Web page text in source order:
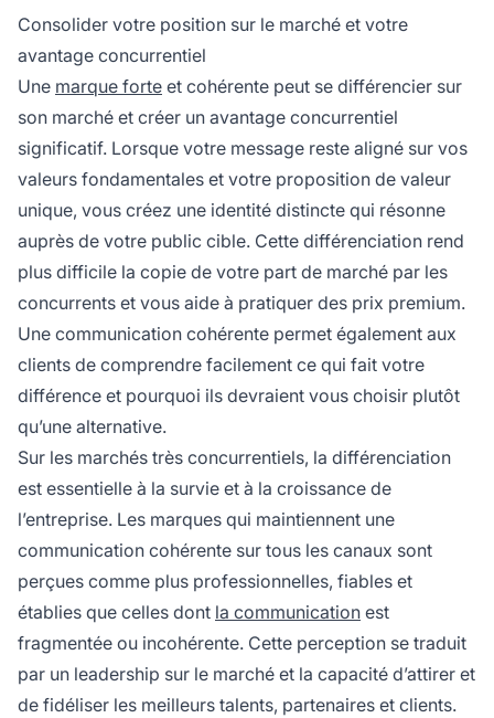
Consolider votre position sur le marché et votre
avantage concurrentiel
Une marque forte et cohérente peut se différencier sur
son marché et créer un avantage concurrentiel
significatif. Lorsque votre message reste aligné sur vos
valeurs fondamentales et votre proposition de valeur
unique, vous créez une identité distincte qui résonne
auprès de votre public cible. Cette différenciation rend
plus difficile la copie de votre part de marché par les
concurrents et vous aide à pratiquer des prix premium.
Une communication cohérente permet également aux
clients de comprendre facilement ce qui fait votre
différence et pourquoi ils devraient vous choisir plutôt
qu’une alternative.
Sur les marchés très concurrentiels, la différenciation
est essentielle à la survie et à la croissance de
l’entreprise. Les marques qui maintiennent une
communication cohérente sur tous les canaux sont
perçues comme plus professionnelles, fiables et
établies que celles dont la communication est
fragmentée ou incohérente. Cette perception se traduit
par un leadership sur le marché et la capacité d’attirer et
de fidéliser les meilleurs talents, partenaires et clients.